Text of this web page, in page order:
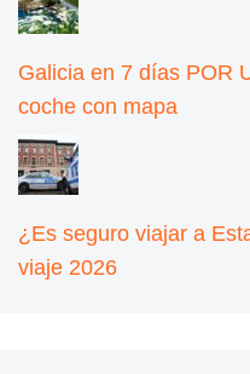
Galicia en 7 días POR
coche con mapa
¿Es seguro viajar a
viaje 2026